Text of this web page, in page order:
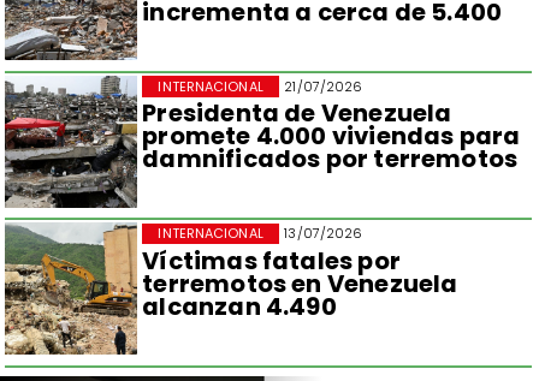
incrementa a cerca de 5.400
21/07/2026
Presidenta de Venezuela
promete 4.000 viviendas para
damnificados por terremotos
INTERNACIONAL
13/07/2026
Víctimas fatales por
terremotos en Venezuela
alcanzan 4.490
INTERNACIONAL